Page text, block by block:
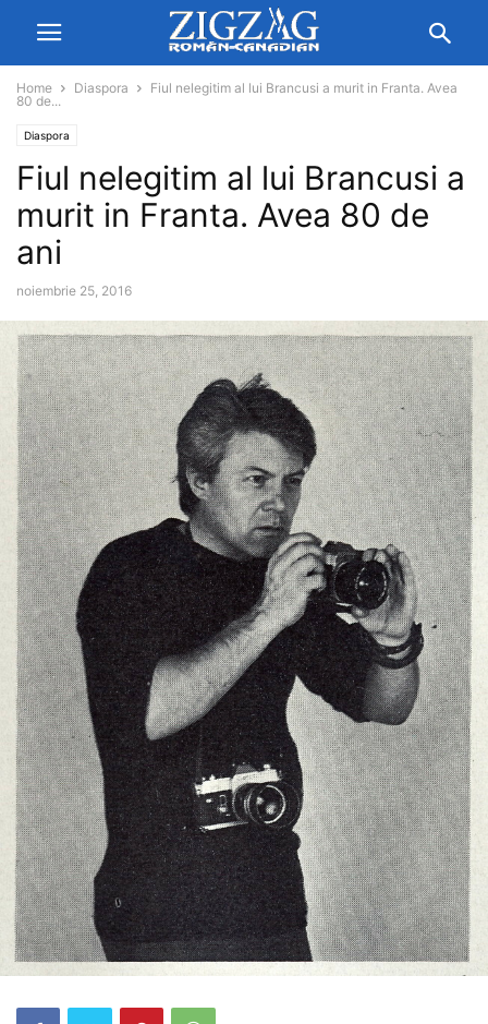
Home Diaspora
Fiul nelegitim al lui Brancusi a murit in Franta. Avea
80 de...
Diaspora
Fiul nelegitim al lui Brancusi a
murit in Franta. Avea 80 de
ani
noiembrie 25, 2016